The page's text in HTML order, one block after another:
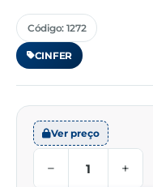
Código: 1272
CINFER
Ver preço
− +